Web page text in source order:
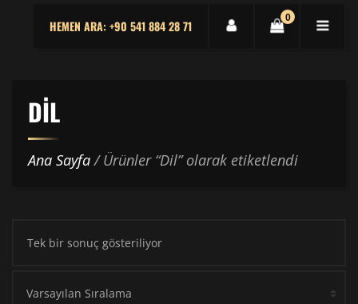
0
HEMEN ARA: +90 541 884 28 71
DIL
Ana Sayfa/ Ürünler “Dil” olarak etiketlendi
Tek bir sonuç gösteriliyor